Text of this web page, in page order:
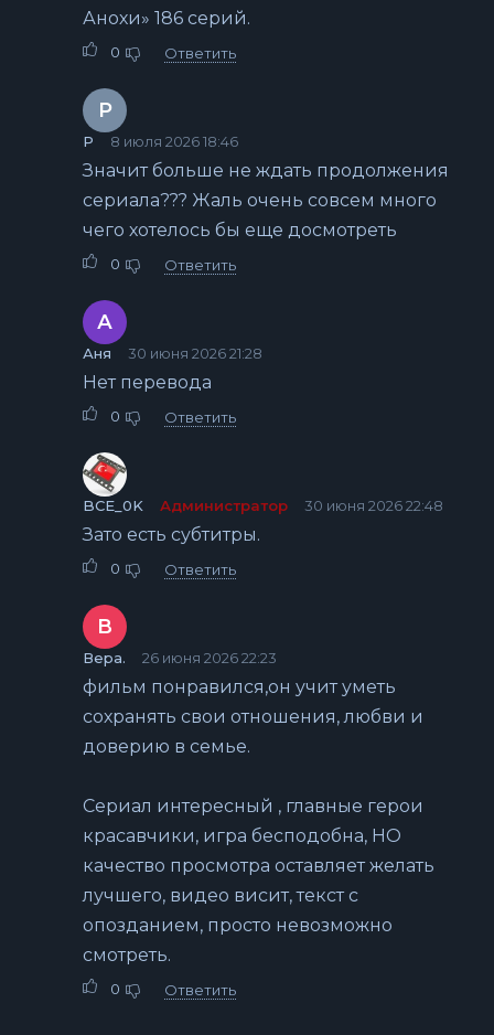
Анохи» 186 серий.
0 Ответить
Р
Р 8 июля 2026 18:46
Значит больше не ждать продолжения
сериала??? Жаль очень совсем много
чего хотелось бы еще досмотреть
0 Ответить
А
Аня 30 июня 2026 21:28
Нет перевода
0 Ответить
BCE_0K Администратор 30 июня 2026 22:48
Зато есть субтитры.
0 Ответить
В
Вера. 26 июня 2026 22:23
фильм понравился,он учит уметь
сохранять свои отношения, любви и
доверию в семье.
Сериал интересный , главные герои
красавчики, игра бесподобна, НО
качество просмотра оставляет желать
лучшего, видео висит, текст с
опозданием, просто невозможно
смотреть.
0 Ответить